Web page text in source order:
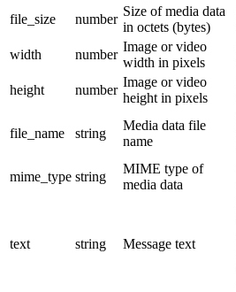
file_size
number
Size of media data
in octets (bytes)
width
number
Image or video
width in pixels
height
number
Image or video
height in pixels
file_name string
Media data file
name
mime_type string
MIME type of
media data
text string Message text